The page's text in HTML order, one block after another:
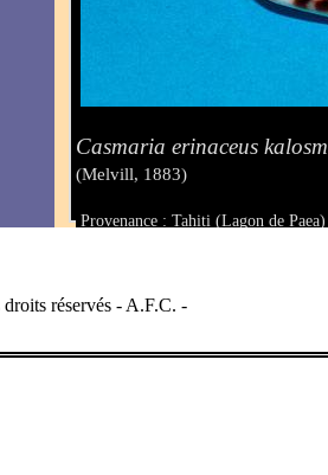
Casmaria erinaceus
(Melvill, 1883)
Provenance : Tahiti (Lagon de Paea)
réservés - A.F.C. -